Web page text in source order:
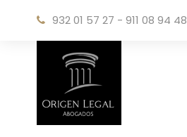
932 01 57 27 - 911 08 94 48